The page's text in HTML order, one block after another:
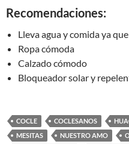
Recomendaciones:
Lleva agua y comida ya
Ropa cómoda
Calzado cómodo
Bloqueador solar y
COCLE COCLESANOS
MESITAS
NUESTRO AMO